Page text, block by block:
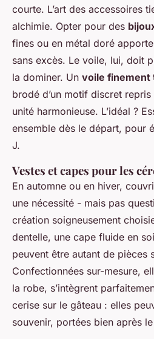
courte. L’art des accessoires
alchimie. Opter pour des
fines ou en métal doré
sans excès. Le voile, lui, doit
la dominer. Un voile finement
brodé d’un motif discret
unité harmonieuse. L’idéal ?
ensemble dès le départ, pour
J.
Vestes et capes pour les
En automne ou en hiver,
une nécessité - mais pas
création soigneusement
dentelle, une cape fluide en
peuvent être autant de pièces
Confectionnées sur-mesure,
la robe, s’intègrent
cerise sur le gâteau : elles
souvenir, portées bien après